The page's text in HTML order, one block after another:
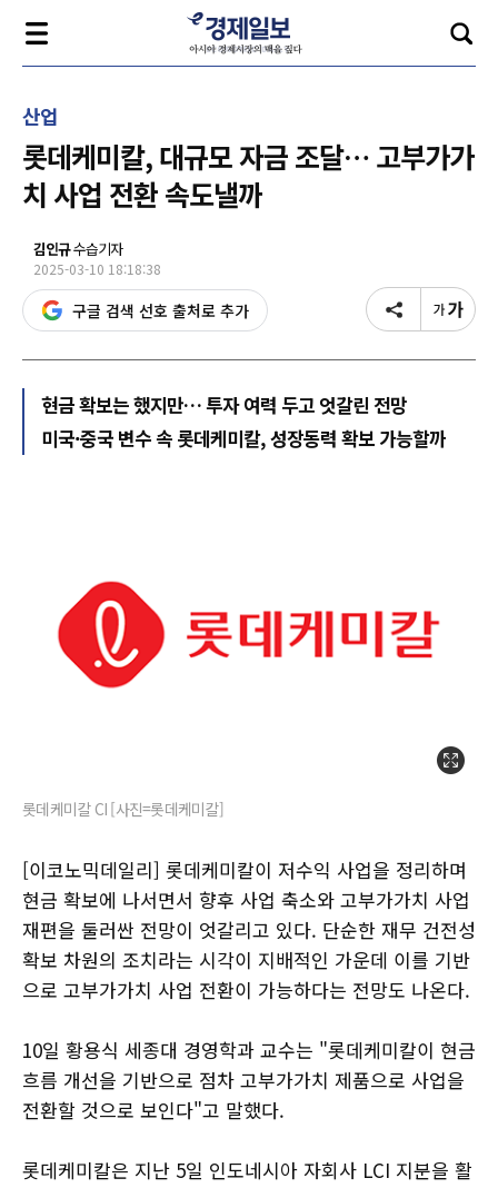
산업
롯데케미칼, 대규모 자금 조달… 고부가가
치 사업 전환 속도낼까
김인규수습기자
2025-03-10 18:18:38
구글 검색 선호 출처로 추가
현금 확보는 했지만… 투자 여력 두고 엇갈린 전망
미국·중국 변수 속 롯데케미칼, 성장동력 확보 가능할까
롯데케미칼 CI [사진=롯데케미칼]
[이코노믹데일리] 롯데케미칼이 저수익 사업을 정리하며
현금 확보에 나서면서 향후 사업 축소와 고부가가치 사업
재편을 둘러싼 전망이 엇갈리고 있다. 단순한 재무 건전성
확보 차원의 조치라는 시각이 지배적인 가운데 이를 기반
으로 고부가가치 사업 전환이 가능하다는 전망도 나온다.
10일 황용식 세종대 경영학과 교수는 "롯데케미칼이 현금
흐름 개선을 기반으로 점차 고부가가치 제품으로 사업을
전환할 것으로 보인다"고 말했다.
롯데케미칼은 지난 5일 인도네시아 자회사 LCI 지분을 활